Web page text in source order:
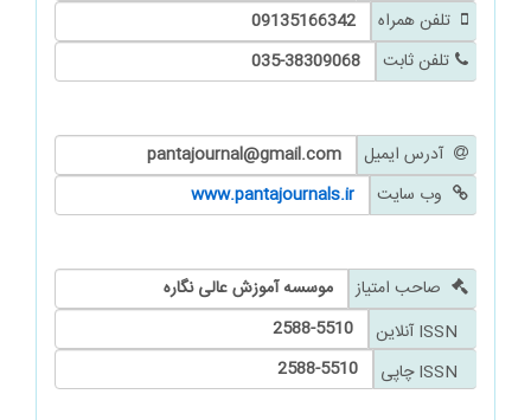
تلفن همراه
09135166342
تلفن ثابت
035-38309068
آدرس ایمیل
pantajournal@gmail.com
وب سایت
www.pantajournals.ir
صاحب امتیاز
موسسه آموزش عالی نگاره
2588-5510
2588-5510